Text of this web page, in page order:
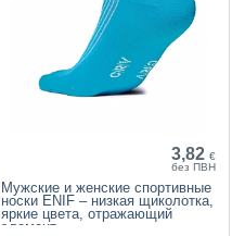
3,82 €
без ПВН
Мужские и женские спортивные
носки ENIF – низкая щиколотка,
яркие цвета, отражающий
элемент